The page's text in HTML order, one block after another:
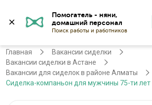
Помогатель - няни,
Поиск работы и работников
Астана
Главная
Вакансии сиделки
Вакансии сиделки в Астане
Вакансии для сиделок в районе Алматы
Сиделка-компаньон для мужчины 75-ти лет